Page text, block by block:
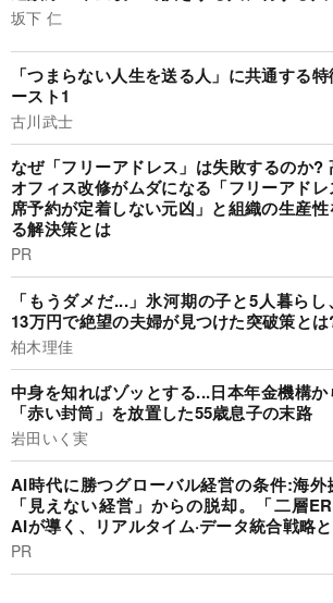
坂下 仁
「つまらない人生を送る人」に共通する
ースト1
古川武士
なぜ「フリーアドレス」は失敗するのか?
オフィス改修がムダになる「フリーアド
席予約が定着しない元凶」と組織の生産
る解決策とは
PR
「もうダメだ...」氷河期の子と5人暮ら
13万円で絶望の夫婦が見つけた突破策と
柏木理佳
中身を知ればゾッとする...日本年金機構か
「赤い封筒」を放置した55歳息子の末路
岩田いく実
AI時代に勝つグローバル経営の条件:海外
「見えない経営」からの脱却。「二層
AIが導く、リアルタイム·データ統合戦略
PR